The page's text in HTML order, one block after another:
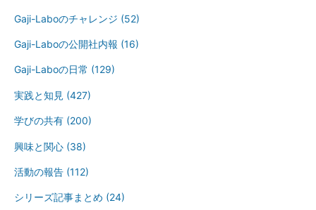
Gaji-Laboのチャレンジ (52)
Gaji-Laboの公開社内報 (16)
Gaji-Laboの日常 (129)
実践と知見 (427)
学びの共有 (200)
興味と関心 (38)
活動の報告 (112)
シリーズ記事まとめ (24)